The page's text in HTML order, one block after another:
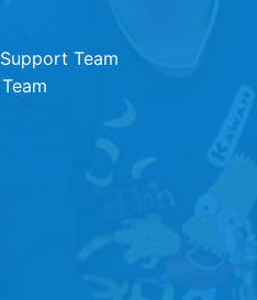
Team